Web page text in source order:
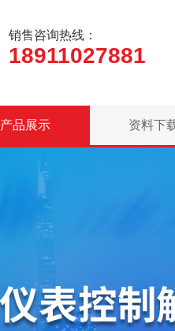
销售咨询热线：
18911027881
产品展示 资料下